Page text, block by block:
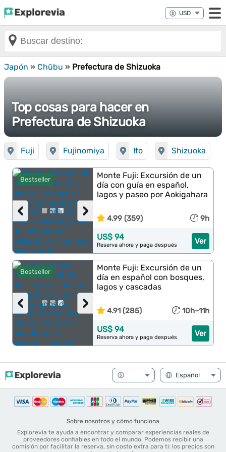
Japón » Chūbu » Prefectura de Shizuoka
Top cosas para hacer en
Prefectura de Shizuoka
Fuji Fujinomiya Ito Shizuoka
Bestseller
›
‹
Monte Fuji: Excursión de un
día con guía en español,
lagos y paseo por Aokigahara
4.99 (359) 9h
Ver
US$ 94
Reserva ahora y paga después
Bestseller
›
‹
Monte Fuji: Excursión de un
día en español con bosques,
lagos y cascadas
4.91 (285) 10h–11h
Ver
US$ 94
Reserva ahora y paga después
Sobre nosotros y cómo funciona
Explorevia te ayuda a encontrar y comparar experiencias reales de
proveedores confiables en todo el mundo. Podemos recibir una
comisión por facilitar la reserva, sin costo extra para ti: los precios son